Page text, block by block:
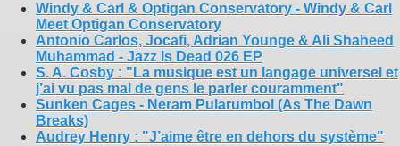
Windy & Carl & Optigan Conservatory - Windy & Carl
Meet Optigan Conservatory
Antonio Carlos, Jocafi, Adrian Younge & Ali Shaheed
Muhammad - Jazz Is Dead 026 EP
S. A. Cosby : "La musique est un langage universel et
j’ai vu pas mal de gens le parler couramment"
Sunken Cages - Neram Pularumbol (As The Dawn
Breaks)
Audrey Henry : "J’aime être en dehors du système"